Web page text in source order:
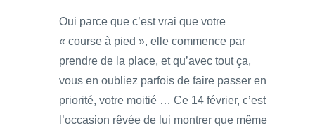
Oui parce que c’est vrai que votre
« course à pied », elle commence par
prendre de la place, et qu’avec tout ça,
vous en oubliez parfois de faire passer en
priorité, votre moitié … Ce 14 février, c’est
l’occasion rêvée de lui montrer que même